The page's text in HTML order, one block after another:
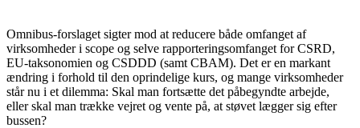
Omnibus-forslaget sigter mod at reducere både omfanget af
virksomheder i scope og selve rapporteringsomfanget for CSRD,
EU-taksonomien og CSDDD (samt CBAM). Det er en markant
ændring i forhold til den oprindelige kurs, og mange virksomheder
står nu i et dilemma: Skal man fortsætte det påbegyndte arbejde,
eller skal man trække vejret og vente på, at støvet lægger sig efter
bussen?